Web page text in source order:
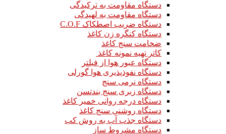
دستگاه مقاومت به ترکیدگی
دستگاه مقاومت به لهیدگی
دستگاه ضریب اصطکاک C.O.F
دستگاه کنگره زن کاغذ
ضخامت سنج کاغذ
کاتر تهیه نمونه کاغذ
دستگاه عبور هوا از فیلتر
دستگاه نفوذپذیری هوا گورلی
دستگاه نرمی سنج
دستگاه زبری سنج بندتسن
دستگاه درجه روانی خمیر کاغذ
دستگاه روشنی سنج کاغذ
دستگاه جذب آب به روش کب
دستگاه مشروط ساز